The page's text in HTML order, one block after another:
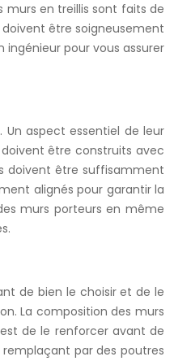
murs en treillis sont faits de
doivent être soigneusement
pour vous assurer
aspect essentiel de leur
être construits avec
doivent être suffisamment
alignés pour garantir la
murs porteurs en même
de bien le choisir et de le
La composition des murs
de le renforcer avant de
par des poutres